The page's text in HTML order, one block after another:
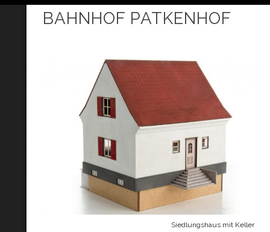
BAHNHOF PATKENHOF
Siedlungshaus mit Keller